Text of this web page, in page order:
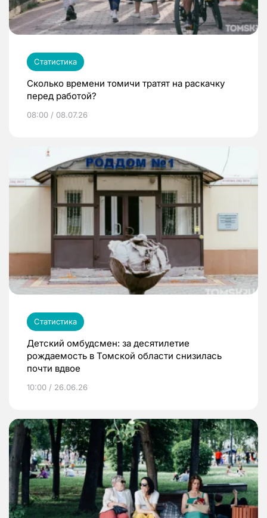
Статистика
Сколько времени томичи тратят на раскачку
перед работой?
08:00 / 08.07.26
Статистика
Детский омбудсмен: за десятилетие
рождаемость в Томской области снизилась
почти вдвое
10:00 / 26.06.26